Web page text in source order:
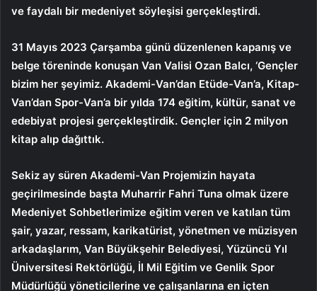
ve faydalı bir medeniyet söyleşisi gerçekleştirdi.
31 Mayıs 2023 Çarşamba günü düzenlenen kapanış ve
belge töreninde konuşan Van Valisi Ozan Balcı, ‘Gençler
bizim her şeyimiz. Akademi-Van’dan Etüde-Van’a, Kitap-
Van’dan Spor-Van’a bir yılda 174 eğitim, kültür, sanat ve
edebiyat projesi gerçekleştirdik. Gençler için 2 milyon
kitap alıp dağıttık.
Sekiz ay süren Akademi-Van Projemizin hayata
geçirilmesinde başta Muharrir Fahri Tuna olmak üzere
Medeniyet Sohbetlerimize eğitim veren ve katılan tüm
şair, yazar, ressam, karikatürist, yönetmen ve müzisyen
arkadaşlarım, Van Büyükşehir Belediyesi, Yüzüncü Yıl
Üniversitesi Rektörlüğü, İl Mil Eğitim ve Genlik Spor
Müdürlüğü yöneticilerine ve çalışanlarına en içten